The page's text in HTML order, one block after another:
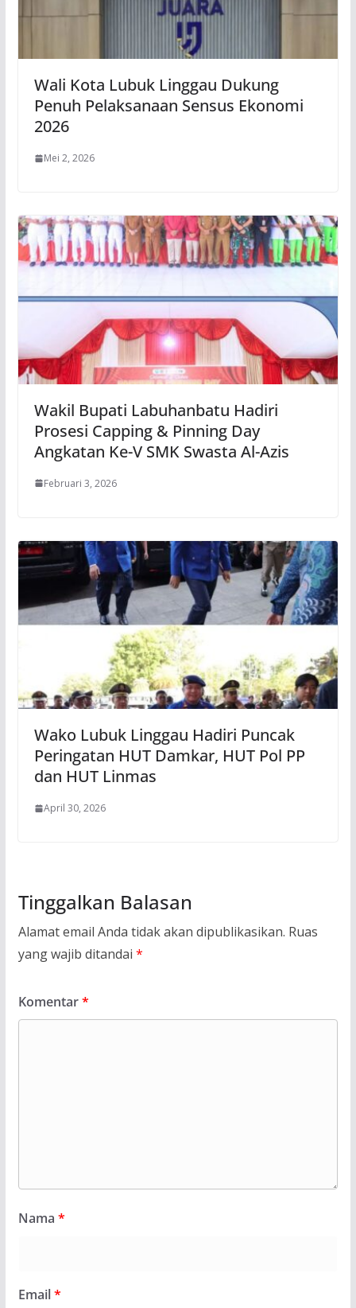
Wali Kota Lubuk Linggau Dukung
Penuh Pelaksanaan Sensus Ekonomi
2026
Mei 2, 2026
Wakil Bupati Labuhanbatu Hadiri
Prosesi Capping & Pinning Day
Angkatan Ke-V SMK Swasta Al-Azis
Februari 3, 2026
Wako Lubuk Linggau Hadiri Puncak
Peringatan HUT Damkar, HUT Pol PP
dan HUT Linmas
April 30, 2026
Tinggalkan Balasan
Alamat email Anda tidak akan dipublikasikan. Ruas
yang wajib ditandai *
Komentar*
Nama *
Email*